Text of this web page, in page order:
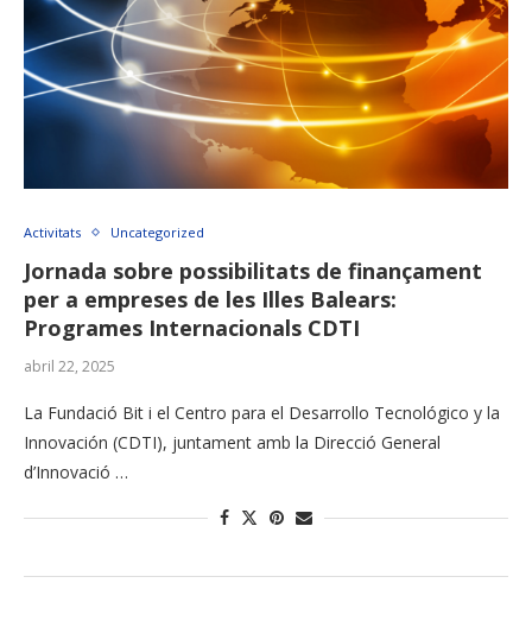
Activitats Uncategorized
Jornada sobre possibilitats de finançament
per a empreses de les Illes Balears:
Programes Internacionals CDTI
abril 22, 2025
La Fundació Bit i el Centro para el Desarrollo Tecnológico y la
Innovación (CDTI), juntament amb la Direcció General
d’Innovació …